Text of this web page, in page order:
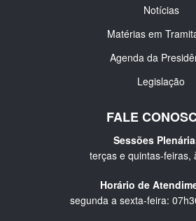
Notícias
Matérias em
Agenda da
Legislação
FALE
Sessões
terças e quintas-feiras,
Horário de
segunda a sexta-feira: